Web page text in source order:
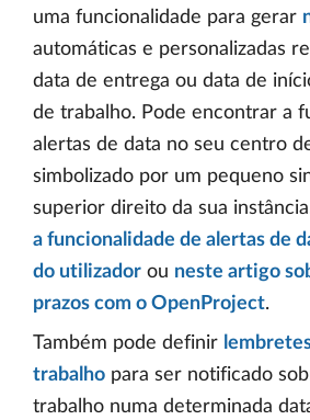
uma funcionalidade para gerar
automáticas e personalizadas
data de entrega ou data de
de trabalho. Pode encontrar a
alertas de data no seu centro
simbolizado por um pequeno
superior direito da sua
a funcionalidade de alertas de
do utilizador ou neste artigo
prazos com o OpenProject.
Também pode definir
trabalho para ser notificado
trabalho numa determinada